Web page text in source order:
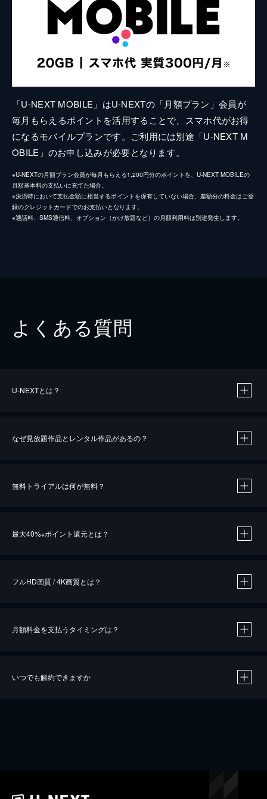
「U-NEXT MOBILE」はU-NEXTの「月額プラン」会員が
毎月もらえるポイントを活用することで、スマホ代がお得
になるモバイルプランです。ご利用には別途「U-NEXT M
OBILE」のお申し込みが必要となります。
※U-NEXTの月額プラン会員が毎月もらえる1,200円分のポイントを、U-NEXT MOBILEの
月額基本料の支払いに充てた場合。
※決済時において支払金額に相当するポイントを保有していない場合、差額分の料金はご登
録のクレジットカードでのお支払いとなります。
※通話料、SMS通信料、オプション（かけ放題など）の月額利用料は別途発生します。
よくある質問
U-NEXTとは？
なぜ見放題作品とレンタル作品があるの？
無料トライアルは何が無料？
最大40%※ポイント還元とは？
※40％ポイント還元の対象は、クレジットカード決済による作品の購入 / レンタルです。
iOSアプリのUコイン決済による作品の購入 / レンタルは、20％のポイント還元です。
フルHD画質 / 4K画質とは？
月額料金を支払うタイミングは？
いつでも解約できますか